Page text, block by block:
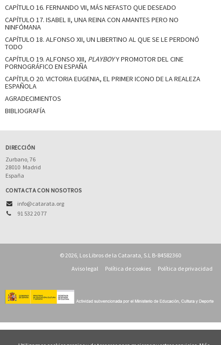
CAPÍTULO 16. FERNANDO VII, MÁS NEFASTO QUE DESEADO
CAPÍTULO 17. ISABEL II, UNA REINA CON AMANTES PERO NO
NINFÓMANA
CAPÍTULO 18. ALFONSO XII, UN LIBERTINO AL QUE SE LE PERDONÓ
TODO
CAPÍTULO 19. ALFONSO XIII, PLAYBOYY PROMOTOR DEL CINE
PORNOGRÁFICO EN ESPAÑA
CAPÍTULO 20. VICTORIA EUGENIA, EL PRIMER ICONO DE LA REALEZA
ESPAÑOLA
AGRADECIMIENTOS
BIBLIOGRAFÍA
DIRECCIÓN
Zurbano, 76
28010 Madrid
España
CONTACTA CON NOSOTROS
info@catarata.org
91 532 20 77
© 2026, Los Libros de la Catarata, S.L B-84582360
Aviso legal
Política de cookies Política de privacidad